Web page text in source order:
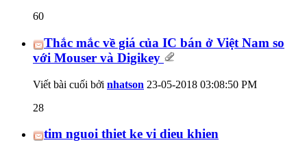
60
Thắc mắc về giá của IC bán ở Việt Nam so
với Mouser và Digikey
Viết bài cuối bởi nhatson 23-05-2018 03:08:50 PM
28
tim nguoi thiet ke vi dieu khien